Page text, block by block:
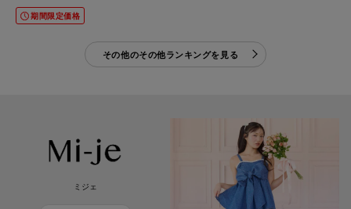
期間限定価格
その他のその他ランキングを見る
ミジェ